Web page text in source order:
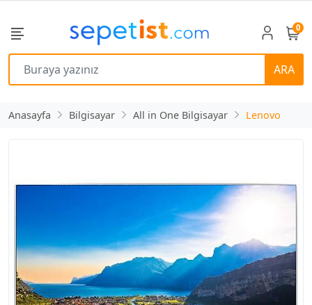
ARA
0
Anasayfa Bilgisayar All in One Bilgisayar Lenovo